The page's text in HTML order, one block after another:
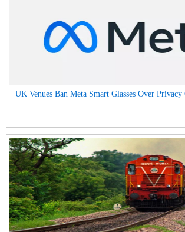
UK Venues Ban Meta Smart Glasses Over Privacy